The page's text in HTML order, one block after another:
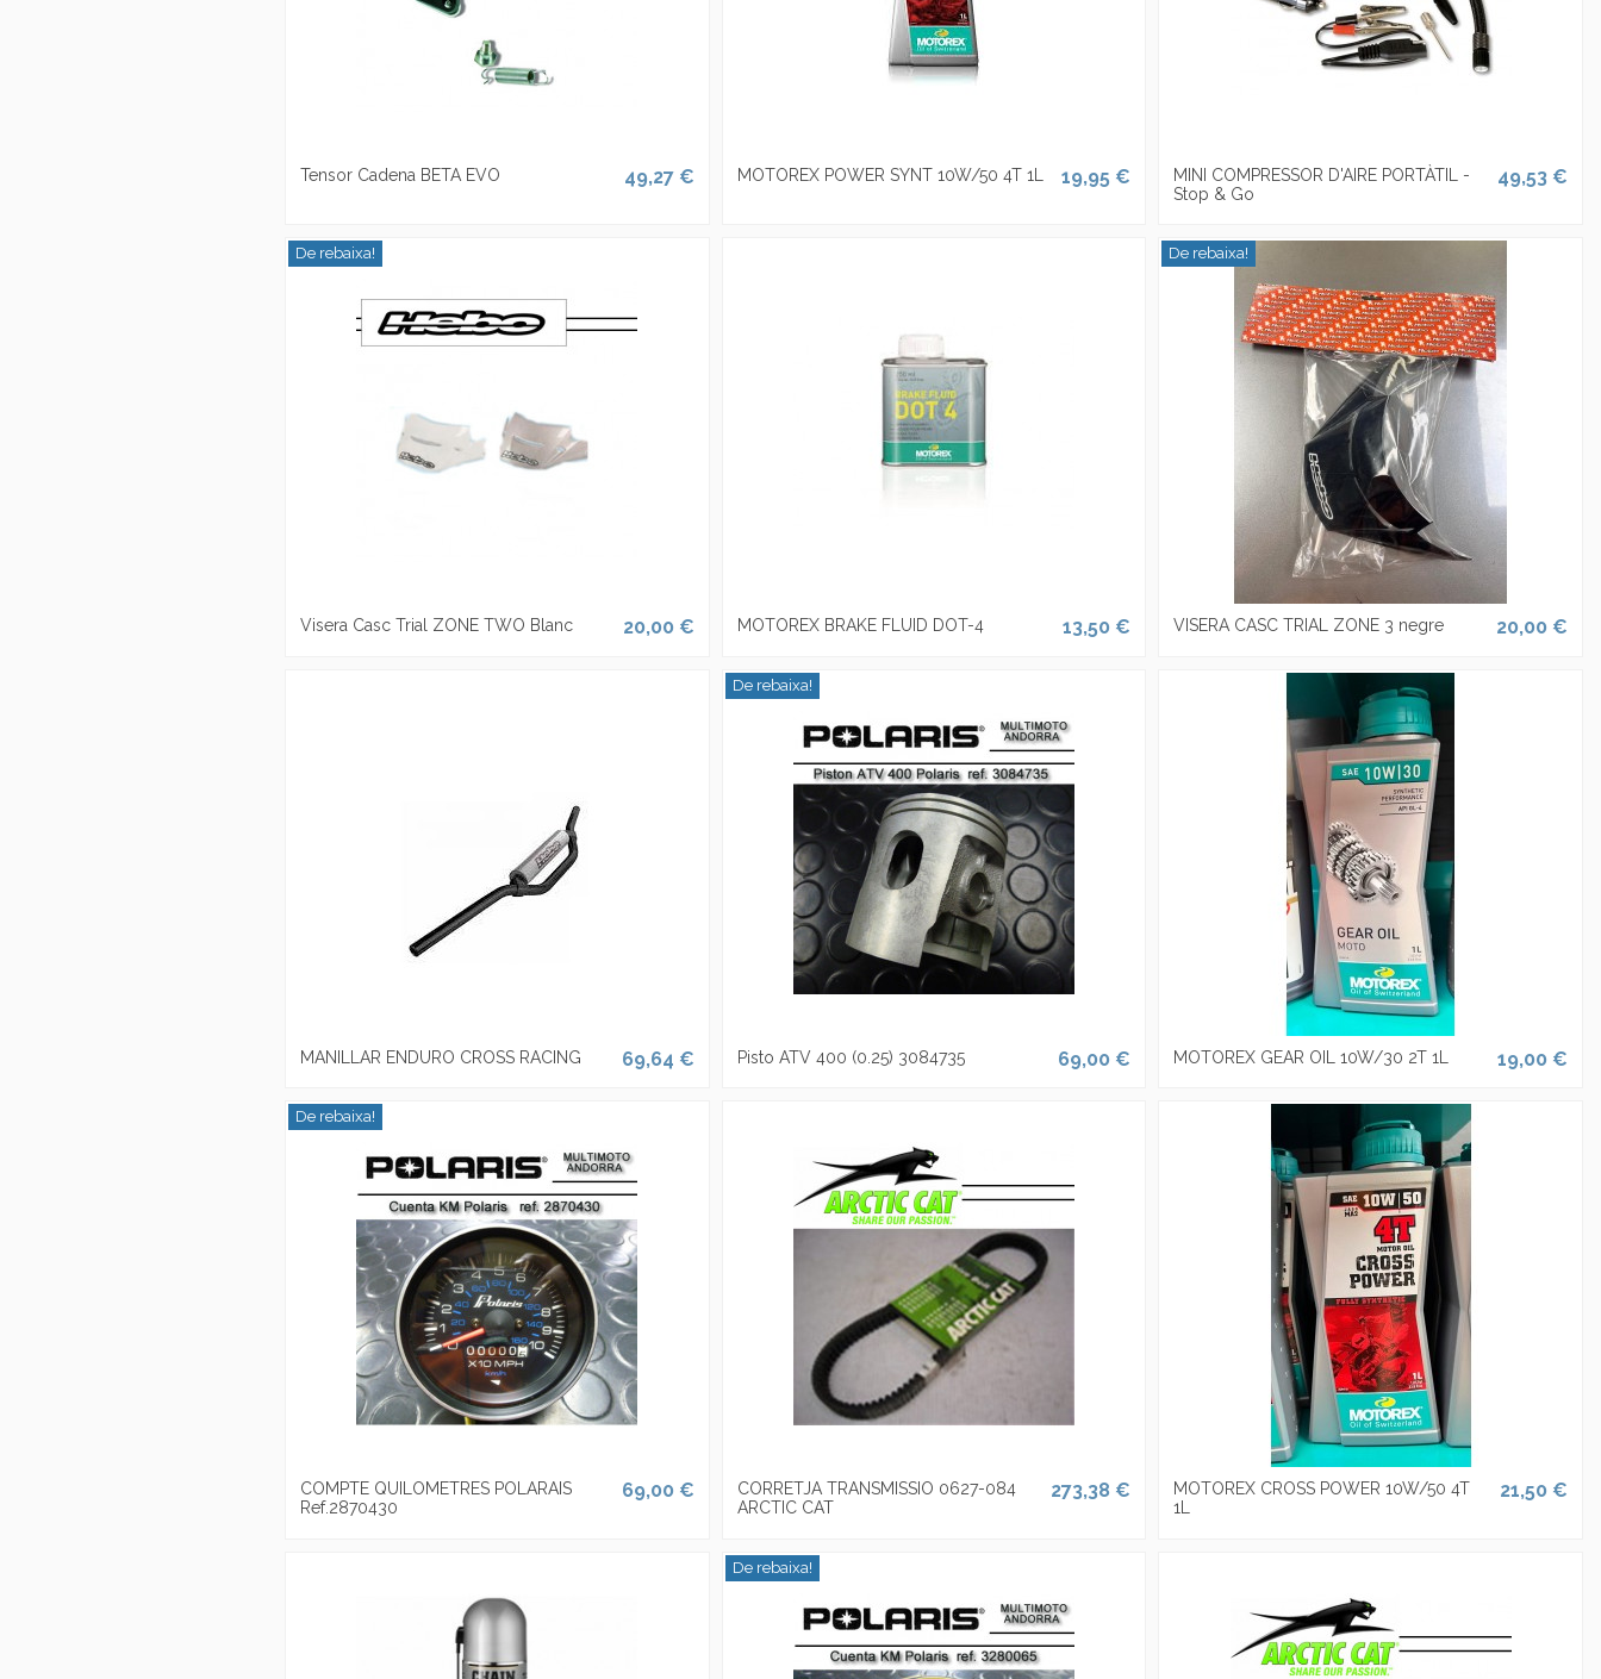
Tensor Cadena BETA EVO 49,27 € MOTOREX POWER SYNT 10W/50 4T 1L 19,95 €
MINI COMPRESSOR D'AIRE PORTÀTIL -
Stop & Go
49,53 €
De rebaixa!
Visera Casc Trial ZONE TWO Blanc 20,00 € MOTOREX BRAKE FLUID DOT-4 13,50 €
De rebaixa!
VISERA CASC TRIAL ZONE 3 negre 20,00 €
MANILLAR ENDURO CROSS RACING 69,64 €
De rebaixa!
Pisto ATV 400 (0.25) 3084735 69,00 € MOTOREX GEAR OIL 10W/30 2T 1L 19,00 €
De rebaixa!
COMPTE QUILOMETRES POLARAIS
Ref.2870430
69,00 €
CORRETJA TRANSMISSIO 0627-084
ARCTIC CAT
273,38 €
MOTOREX CROSS POWER 10W/50 4T
1L
21,50 €
De rebaixa!